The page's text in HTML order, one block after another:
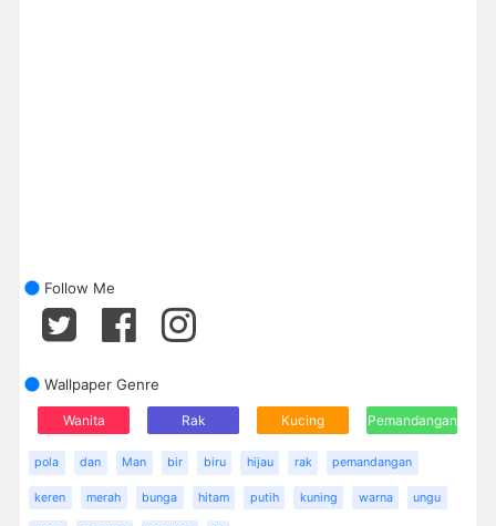
Follow Me
Wallpaper Genre
Wanita Rak Kucing Pemandangan
pola dan Man bir biru hijau rak pemandangan
keren merah bunga hitam putih kuning warna ungu